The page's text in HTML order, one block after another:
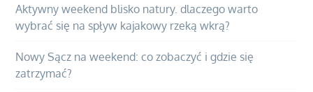
Aktywny weekend blisko natury. dlaczego warto
wybrać się na spływ kajakowy rzeką wkrą?
Nowy Sącz na weekend: co zobaczyć i gdzie się
zatrzymać?